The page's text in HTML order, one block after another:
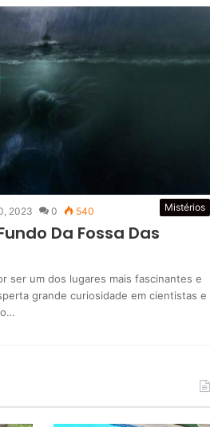
Mistérios
2023 0 540
Da Fossa Das
ser um dos lugares mais fascinantes e
grande curiosidade em cientistas e